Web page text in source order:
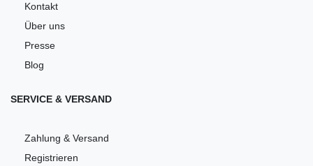
Kontakt
Über uns
Presse
Blog
SERVICE & VERSAND
Zahlung & Versand
Registrieren